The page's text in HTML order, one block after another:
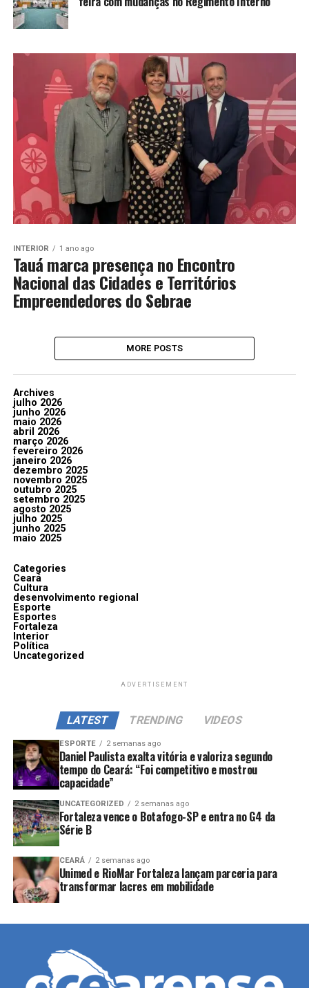
INTERIOR 1 ano ago
Tauá marca presença no Encontro
Nacional das Cidades e Territórios
Empreendedores do Sebrae
MORE POSTS
Archives
julho 2026
junho 2026
maio 2026
abril 2026
março 2026
fevereiro 2026
janeiro 2026
dezembro 2025
novembro 2025
outubro 2025
setembro 2025
agosto 2025
julho 2025
junho 2025
maio 2025
Categories
Ceará
Cultura
desenvolvimento regional
Esporte
Esportes
Fortaleza
Interior
Política
Uncategorized
ADVERTISEMENT
LATEST TRENDING VIDEOS
ESPORTE 2 semanas ago
Daniel Paulista exalta vitória e valoriza segundo
tempo do Ceará: “Foi competitivo e mostrou
capacidade”
UNCATEGORIZED 2 semanas ago
Fortaleza vence o Botafogo-SP e entra no G4 da
Série B
CEARÁ 2 semanas ago
Unimed e RioMar Fortaleza lançam parceria para
transformar lacres em mobilidade